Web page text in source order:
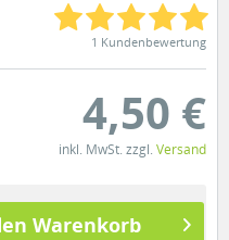
1 Kundenbewertung
4,50 €
inkl. MwSt. zzgl. Versand
Warenkorb